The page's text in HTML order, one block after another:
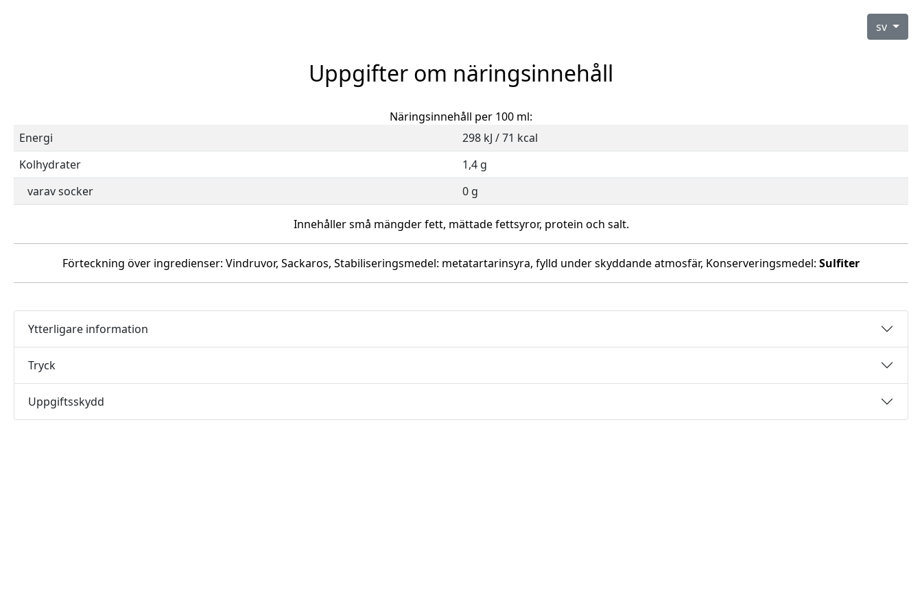
sv
Uppgifter om näringsinnehåll
Näringsinnehåll per 100 ml:
Energi
298 kJ / 71 kcal
Kolhydrater
1,4 g
varav socker
0 g
Innehåller små mängder fett, mättade fettsyror, protein och salt.
Förteckning över ingredienser: Vindruvor, Sackaros, Stabiliseringsmedel: metatartarinsyra, fylld under skyddande atmosfär, Konserveringsmedel: Sulfiter
Ytterligare information
Tryck
Uppgiftsskydd